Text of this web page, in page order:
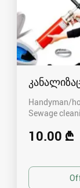
Handyman/
Sewage
10.00 ₾